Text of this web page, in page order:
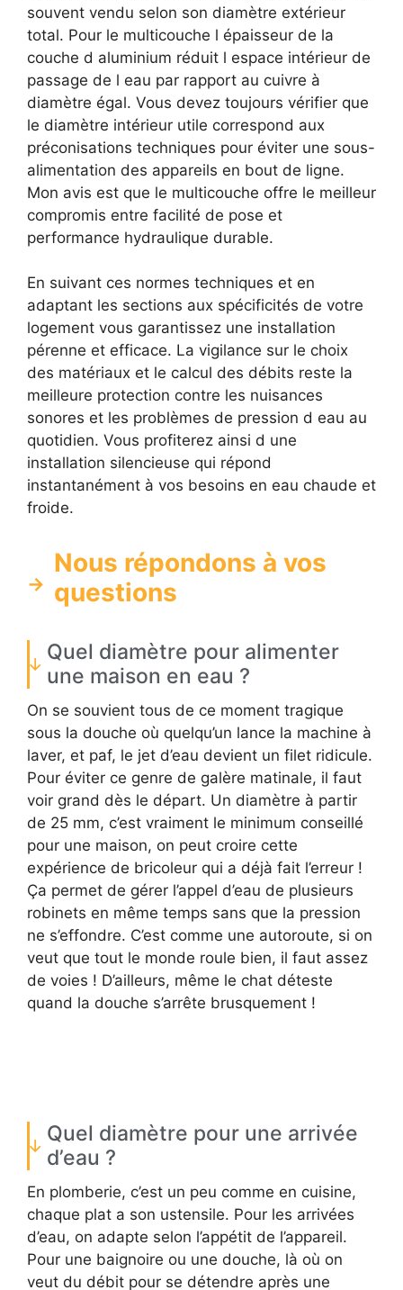
souvent vendu selon son diamètre extérieur
total. Pour le multicouche l épaisseur de la
couche d aluminium réduit l espace intérieur de
passage de l eau par rapport au cuivre à
diamètre égal. Vous devez toujours vérifier que
le diamètre intérieur utile correspond aux
préconisations techniques pour éviter une sous-
alimentation des appareils en bout de ligne.
Mon avis est que le multicouche offre le meilleur
compromis entre facilité de pose et
performance hydraulique durable.
En suivant ces normes techniques et en
adaptant les sections aux spécificités de votre
logement vous garantissez une installation
pérenne et efficace. La vigilance sur le choix
des matériaux et le calcul des débits reste la
meilleure protection contre les nuisances
sonores et les problèmes de pression d eau au
quotidien. Vous profiterez ainsi d une
installation silencieuse qui répond
instantanément à vos besoins en eau chaude et
froide.
Nous répondons à vos
questions
Quel diamètre pour alimenter
une maison en eau ?
On se souvient tous de ce moment tragique
sous la douche où quelqu’un lance la machine à
laver, et paf, le jet d’eau devient un filet ridicule.
Pour éviter ce genre de galère matinale, il faut
voir grand dès le départ. Un diamètre à partir
de 25 mm, c’est vraiment le minimum conseillé
pour une maison, on peut croire cette
expérience de bricoleur qui a déjà fait l’erreur !
Ça permet de gérer l’appel d’eau de plusieurs
robinets en même temps sans que la pression
ne s’effondre. C’est comme une autoroute, si on
veut que tout le monde roule bien, il faut assez
de voies ! D’ailleurs, même le chat déteste
quand la douche s’arrête brusquement !
Quel diamètre pour une arrivée
d’eau ?
En plomberie, c’est un peu comme en cuisine,
chaque plat a son ustensile. Pour les arrivées
d’eau, on adapte selon l’appétit de l’appareil.
Pour une baignoire ou une douche, là où on
veut du débit pour se détendre après une